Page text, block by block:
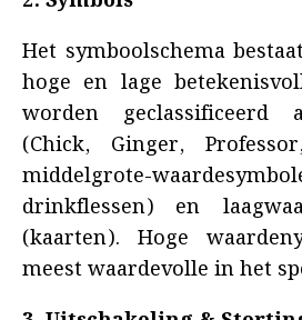
Het symboolschema
hoge en lage
worden geclassificeerd
(Chick, Ginger,
middelgrote-
drinkflessen) en
(kaarten). Hoge
meest waardevolle in het